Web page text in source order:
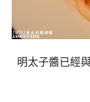
明太子醬已經